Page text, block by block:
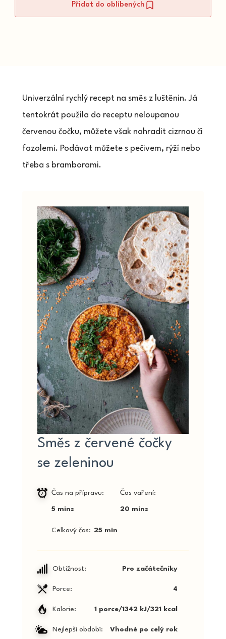
Přidat do oblíbených
Univerzální rychlý recept na směs z luštěnin. Já
tentokrát použila do receptu neloupanou
červenou čočku, můžete však nahradit cizrnou či
fazolemi. Podávat můžete s pečivem, rýží nebo
třeba s bramborami.
Směs z červené čočky
se zeleninou
Čas na přípravu
5 mins
Čas vaření
20 mins
Celkový čas 25 min
Obtížnost: Pro začátečníky
Porce: 4
Kalorie: 1 porce/1342 kJ/321 kcal
Nejlepší období: Vhodné po celý rok